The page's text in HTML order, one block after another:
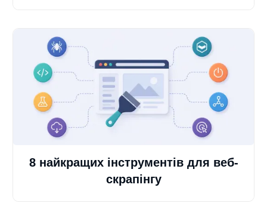
8 найкращих інструментів для веб-
скрапінгу